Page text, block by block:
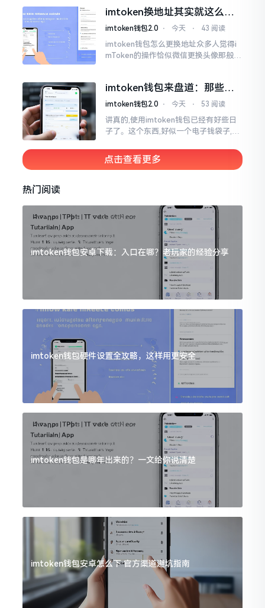
imtoken换地址其实就这么回
事
imtoken钱包2.0 ⋅ 今天 ⋅ 43 阅读
imtoken钱包怎么更换地址众多人觉得i
mToken的操作恰似微信更换头像那般简
据助记词来生成的,通俗讲
imtoken钱包来盘道：那些踩
过的坑和保命招
imtoken钱包2.0 ⋅ 今天 ⋅ 53 阅读
讲真的,使用imtoken钱包已经有好些日
子了。这个东西,好似一个电子钱袋子,里
来一帆风顺、毫无阻碍,有的人使用起来
却提心吊胆、神经紧绷。
点击查看更多
热门阅读
imtoken钱包安卓下载：入口在哪？老玩家的经验分享
imtoken钱包硬件设置全攻略，这样用更安全
imtoken钱包是哪年出来的？一文给你说清楚
imtoken钱包安卓怎么下 官方渠道避坑指南